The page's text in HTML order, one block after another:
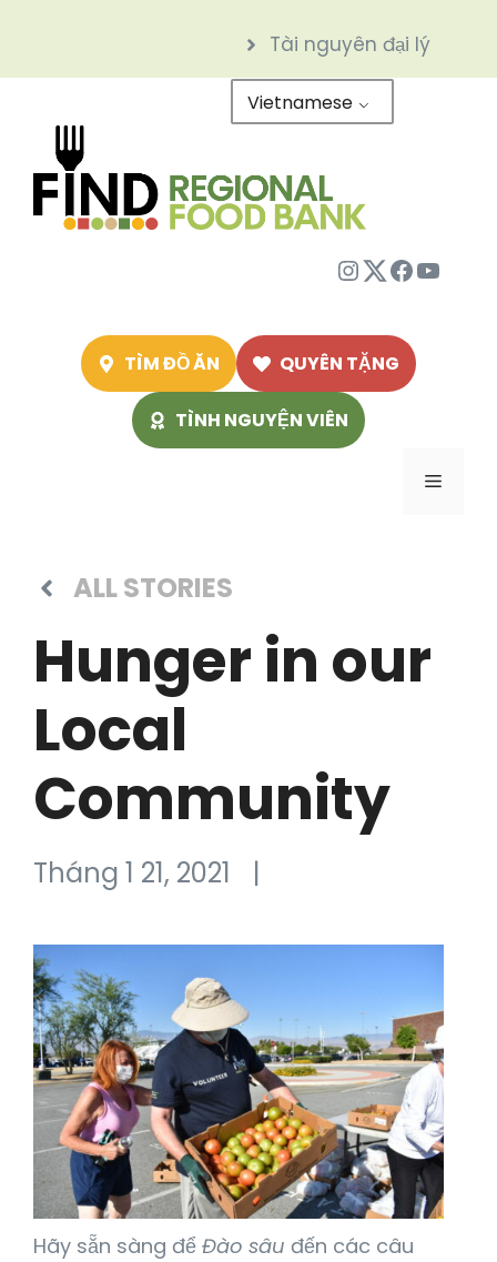
nội
Tài nguyên đại lý
Vietnamese
Instagram
Twitter
TÌM ĐỒ ĂN QUYÊN TẶNG
TÌNH NGUYỆN VIÊN
Menu
ALL STORIES
Hunger in our
Local
Community
Tháng 1 21, 2021 |
Hãy sẵn sàng để Đào sâu đến các câu